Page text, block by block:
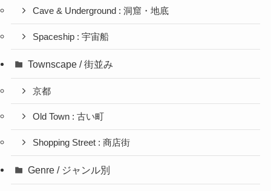
Cave & Underground : 洞窟・地底
Spaceship : 宇宙船
Townscape / 街並み
京都
Old Town : 古い町
Shopping Street : 商店街
Genre / ジャンル別